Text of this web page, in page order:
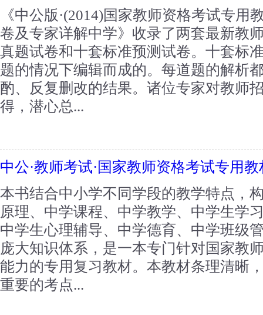
《中公版·(2014)国家教师资格考试专用
卷及专家详解中学》收录了两套最新教
真题试卷和十套标准预测试卷。十套标
题的情况下编辑而成的。每道题的解析
酌、反复删改的结果。诸位专家对教师
得，潜心总...
中公·教师考试·国家教师资格考试专用
本书结合中小学不同学段的教学特点，
原理、中学课程、中学教学、中学生学
中学生心理辅导、中学德育、中学班级
庞大知识体系，是一本专门针对国家教
能力的专用复习教材。本教材条理清晰
重要的考点...